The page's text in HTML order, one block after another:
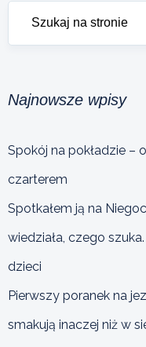
Najnowsze wpisy
Spokój na pokładzie
czarterem
Spotkałem ją na
wiedziała, czego
dzieci
Pierwszy poranek na
smakują inaczej niż w